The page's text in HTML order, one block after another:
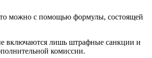
можно с помощью формулы, состоящей
включаются лишь штрафные санкции и
комиссии.